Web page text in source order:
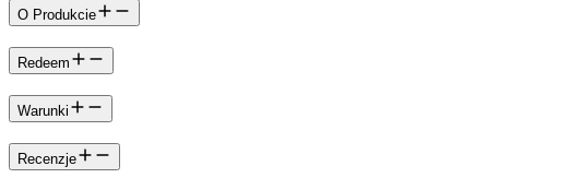
O Produkcie
Redeem
Warunki
Recenzje